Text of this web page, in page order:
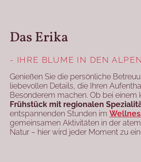
Das Erika
- IHRE BLUME IN DEN ALPEN
Genießen Sie die persönliche
liebevollen Details, die Ihren
Besonderem machen. Ob bei einem
Frühstück mit regionalen
entspannenden Stunden im
gemeinsamen Aktivitäten in der
Natur – hier wird jeder Moment zu